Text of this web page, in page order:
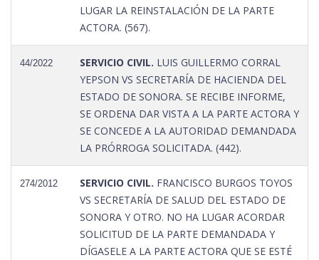
LUGAR LA REINSTALACIÓN DE LA PARTE
ACTORA. (567).
44/2022 SERVICIO CIVIL. LUIS GUILLERMO CORRAL
YEPSON VS SECRETARÍA DE HACIENDA DEL
ESTADO DE SONORA. SE RECIBE INFORME,
SE ORDENA DAR VISTA A LA PARTE ACTORA Y
SE CONCEDE A LA AUTORIDAD DEMANDADA
LA PRÓRROGA SOLICITADA. (442).
274/2012 SERVICIO CIVIL. FRANCISCO BURGOS TOYOS
VS SECRETARÍA DE SALUD DEL ESTADO DE
SONORA Y OTRO. NO HA LUGAR ACORDAR
SOLICITUD DE LA PARTE DEMANDADA Y
DÍGASELE A LA PARTE ACTORA QUE SE ESTÉ